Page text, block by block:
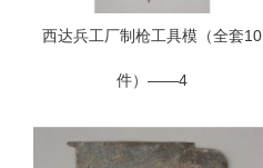
西达兵工厂制枪工具模（全套10
件）——4